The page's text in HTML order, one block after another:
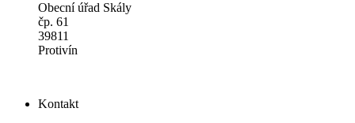
Obecní úřad Skály
čp. 61
39811
Protivín
Kontakt